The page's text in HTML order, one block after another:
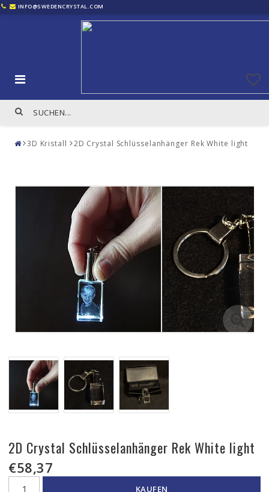
INFO@SWEDENCRYSTAL.COM
3D Kristall 2D Crystal Schlüsselanhänger Rek White light
2D Crystal Schlüsselanhänger Rek White light
€58,37
KAUFEN